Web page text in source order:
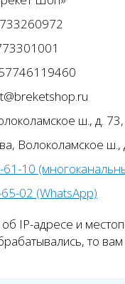
ш., д.
Волоколамское ш.,
10
02 (WhatsApp)
IP-адресе и
то вам